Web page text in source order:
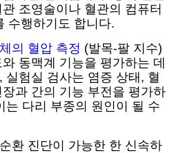
조영술이나 혈관의 컴퓨터
수행하기도 합니다.
의 혈압 측정 (발목-팔 지수)
동맥계 기능을 평가하는 데
실험실 검사는 염증 상태, 혈
과 간의 기능 부전을 평가하
는 다리 부종의 원인이 될 수
환 진단이 가능한 한 신속하